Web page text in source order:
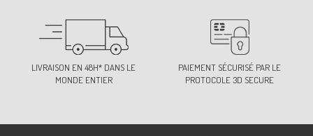
LIVRAISON EN 48H* DANS LE
MONDE ENTIER
PAIEMENT SÉCURISÉ PAR LE
PROTOCOLE 3D SECURE